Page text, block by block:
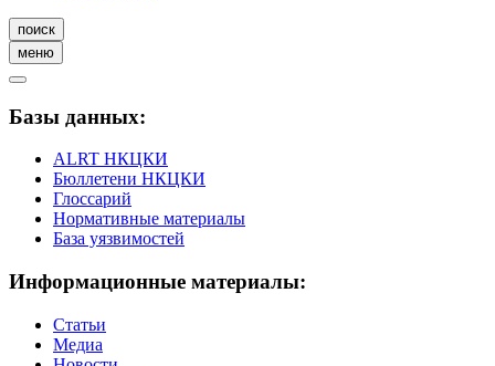
поиск
меню
Базы данных:
ALRT НКЦКИ
Бюллетени НКЦКИ
Глоссарий
Нормативные материалы
База уязвимостей
Информационные материалы:
Статьи
Медиа